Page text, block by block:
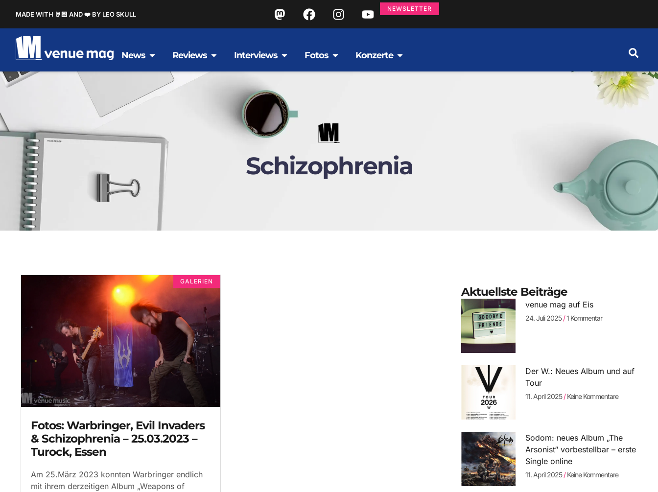
MADE WITH 🤘🏻 AND ❤️ BY LEO SKULL
NEWSLETTER
News Reviews Interviews Fotos Konzerte
Schizophrenia
GALERIEN
Fotos: Warbringer, Evil Invaders
& Schizophrenia – 25.03.2023 –
Turock, Essen
Am 25.März 2023 konnten Warbringer endlich
mit ihrem derzeitigen Album „Weapons of
Aktuellste Beiträge
venue mag auf Eis
24. Juli 2025 1 Kommentar
Der W.: Neues Album und auf
Tour
11. April 2025 Keine Kommentare
Sodom: neues Album „The
Arsonist“ vorbestellbar – erste
Single online
11. April 2025 Keine Kommentare